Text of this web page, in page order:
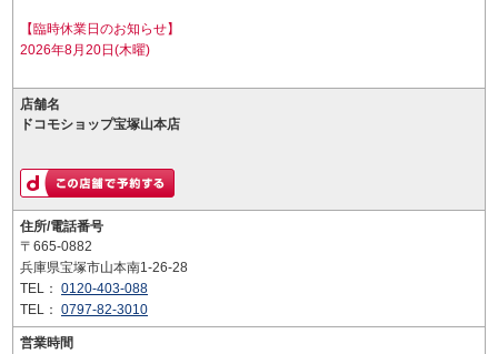
【臨時休業日のお知らせ】
2026年8月20日(木曜)
店舗名
ドコモショップ宝塚山本店
住所/電話番号
〒665-0882
兵庫県宝塚市山本南1-26-28
TEL： 0120-403-088
TEL： 0797-82-3010
営業時間